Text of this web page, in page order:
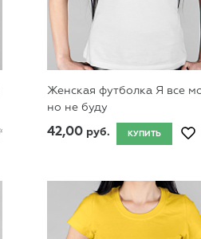
Женская футболка Я все
но не буду
КУПИТЬ
42,00 руб.